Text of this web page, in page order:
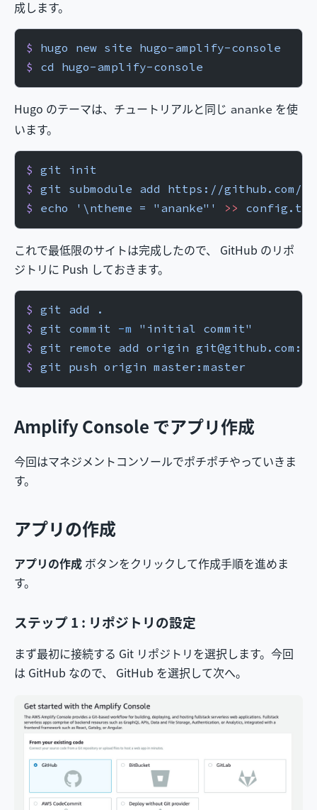
成します。
$ hugo new site hugo-amplify-console
$ cd hugo-amplify-console
Hugo のテーマは、チュートリアルと同じ ananke を使
います。
$ git init
$ git submodule add https://github.com/
$ echo '\ntheme = "ananke"' >>
これで最低限のサイトは完成したので、 GitHub のリポ
ジトリに Push しておきます。
$ git add .
$ git commit -m "initial commit"
$ git remote add origin
$ git push origin master:master
Amplify Console でアプリ作成
今回はマネジメントコンソールでポチポチやっていきま
す。
アプリの作成
アプリの作成 ボタンをクリックして作成手順を進めま
す。
ステップ 1 : リポジトリの設定
まず最初に接続する Git リポジトリを選択します。今回
は GitHub なので、 GitHub を選択して次へ。